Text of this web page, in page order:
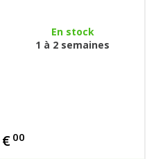
En stock
1 à 2 semaines
€ 00